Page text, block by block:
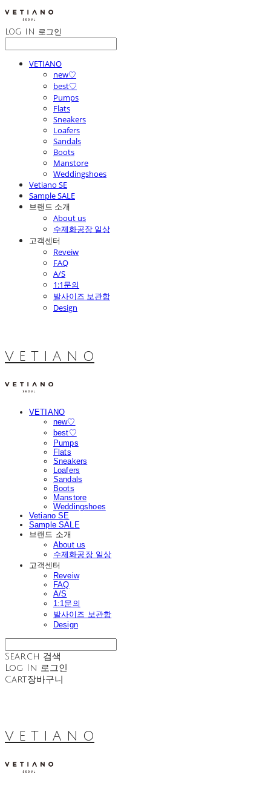
LOG IN 로그인
VETIANO
new♡
best♡
Pumps
Flats
Sneakers
Loafers
Sandals
Boots
Manstore
Weddingshoes
Vetiano SE
Sample SALE
브랜드 소개
About us
수제화공장 일상
고객센터
Reveiw
FAQ
A/S
1:1문의
발사이즈 보관함
Design
V E T I A N O
VETIANO
new♡
best♡
Pumps
Flats
Sneakers
Loafers
Sandals
Boots
Manstore
Weddingshoes
Vetiano SE
Sample SALE
브랜드 소개
About us
수제화공장 일상
고객센터
Reveiw
FAQ
A/S
1:1문의
발사이즈 보관함
Design
Search 검색
Log In 로그인
Cart장바구니
V E T I A N O